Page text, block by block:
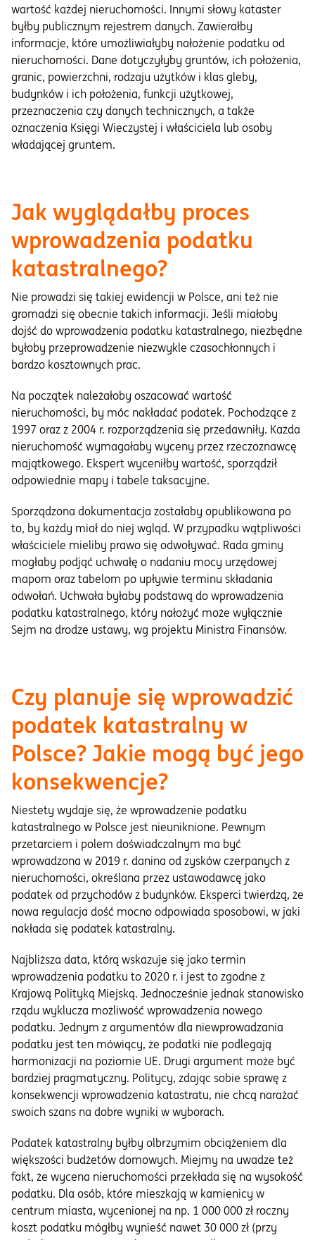
wartość każdej nieruchomości. Innymi słowy kataster
byłby publicznym rejestrem danych. Zawierałby
informacje, które umożliwiałyby nałożenie podatku od
nieruchomości. Dane dotyczyłyby gruntów, ich położenia,
granic, powierzchni, rodzaju użytków i klas gleby,
budynków i ich położenia, funkcji użytkowej,
przeznaczenia czy danych technicznych, a także
oznaczenia Księgi Wieczystej i właściciela lub osoby
władającej gruntem.
Jak wyglądałby proces
wprowadzenia podatku
katastralnego?
Nie prowadzi się takiej ewidencji w Polsce, ani też nie
gromadzi się obecnie takich informacji. Jeśli miałoby
dojść do wprowadzenia podatku katastralnego, niezbędne
byłoby przeprowadzenie niezwykle czasochłonnych i
bardzo kosztownych prac.
Na początek należałoby oszacować wartość
nieruchomości, by móc nakładać podatek. Pochodzące z
1997 oraz z 2004 r. rozporządzenia się przedawniły. Każda
nieruchomość wymagałaby wyceny przez rzeczoznawcę
majątkowego. Ekspert wyceniłby wartość, sporządził
odpowiednie mapy i tabele taksacyjne.
Sporządzona dokumentacja zostałaby opublikowana po
to, by każdy miał do niej wgląd. W przypadku wątpliwości
właściciele mieliby prawo się odwoływać. Rada gminy
mogłaby podjąć uchwałę o nadaniu mocy urzędowej
mapom oraz tabelom po upływie terminu składania
odwołań. Uchwała byłaby podstawą do wprowadzenia
podatku katastralnego, który nałożyć może wyłącznie
Sejm na drodze ustawy, wg projektu Ministra Finansów.
Czy planuje się wprowadzić
podatek katastralny w
Polsce? Jakie mogą być jego
konsekwencje?
Niestety wydaje się, że wprowadzenie podatku
katastralnego w Polsce jest nieuniknione. Pewnym
przetarciem i polem doświadczalnym ma być
wprowadzona w 2019 r. danina od zysków czerpanych z
nieruchomości, określana przez ustawodawcę jako
podatek od przychodów z budynków. Eksperci twierdzą, że
nowa regulacja dość mocno odpowiada sposobowi, w jaki
nakłada się podatek katastralny.
Najbliższa data, którą wskazuje się jako termin
wprowadzenia podatku to 2020 r. i jest to zgodne z
Krajową Polityką Miejską. Jednocześnie jednak stanowisko
rządu wyklucza możliwość wprowadzenia nowego
podatku. Jednym z argumentów dla niewprowadzania
podatku jest ten mówiący, że podatki nie podlegają
harmonizacji na poziomie UE. Drugi argument może być
bardziej pragmatyczny. Politycy, zdając sobie sprawę z
konsekwencji wprowadzenia katastratu, nie chcą narażać
swoich szans na dobre wyniki w wyborach.
Podatek katastralny byłby olbrzymim obciążeniem dla
większości budżetów domowych. Miejmy na uwadze też
fakt, że wycena nieruchomości przekłada się na wysokość
podatku. Dla osób, które mieszkają w kamienicy w
centrum miasta, wycenionej na np. 1 000 000 zł roczny
koszt podatku mógłby wynieść nawet 30 000 zł (przy